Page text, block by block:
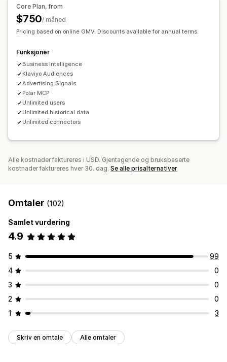
Visuelt og rapporter
Analyse-instrumentbord
Multibutikk-rapporter Referanser Tilpassede rapporter
Rapportplanlegging
Samtykke av personvernforordningen
Pikseladministrasjon
Ytelsesanalyse
ROI-analyse
Instrumentbord Demografianalyse
UTM-attribusjon Trafikkilde
Core Plan, from
$750/ måned
Pricing based on online GMV. Discounts available for annual terms.
Funksjoner
Business Intelligence
Klaviyo Audiences
Advertising Signals
Polar MCP
Unlimited users
Unlimited historical data
Unlimited connectors
Alle kostnader faktureres i USD. Gjentagende og bruksbaserte
kostnader faktureres hver 30. dag. Se alle prisalternativer
Omtaler (102)
Samlet vurdering
4.9
5
99
4
0
3
0
2
0
1
3
Skriv en omtale Alle omtaler